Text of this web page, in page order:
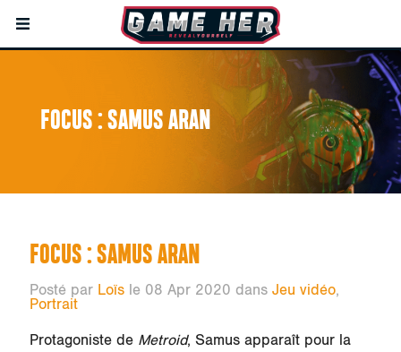
FOCUS : SAMUS ARAN
FOCUS : SAMUS ARAN
Posté par Loïsle 08 Apr 2020 dans Jeu vidéo,
Portrait
Protagoniste de Metroid, Samus apparaît pour la